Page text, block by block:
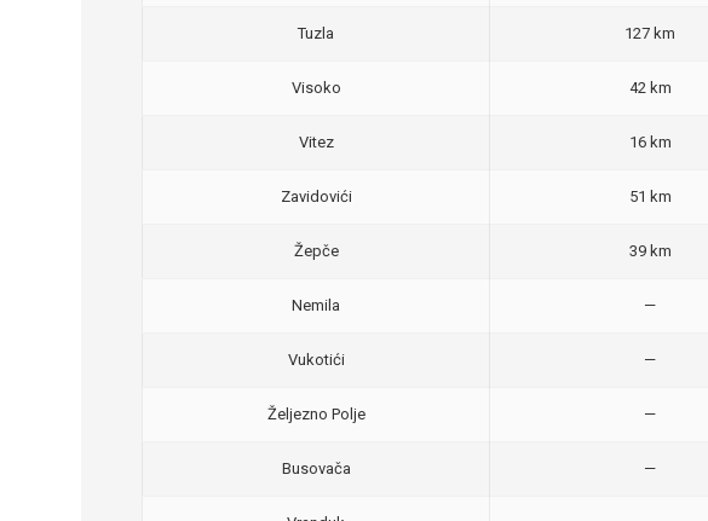
Tuzla 127 km
Visoko 42 km
Vitez 16 km
Zavidovići 51 km
Žepče 39 km
Nemila —
Vukotići —
Željezno Polje —
Busovača —